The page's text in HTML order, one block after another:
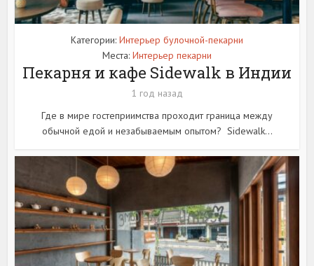
Категории: Интерьер булочной-пекарни
Места: Интерьер пекарни
Пекарня и кафе Sidewalk в Индии
1 год назад
Где в мире гостеприимства проходит граница между
обычной едой и незабываемым опытом? Sidewalk...